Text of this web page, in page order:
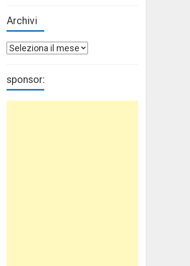
Archivi
Archivi
sponsor: